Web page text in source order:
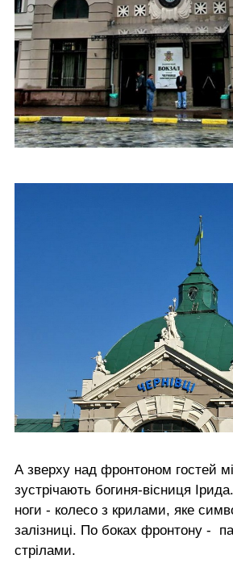
А зверху над фронтоном гостей
зустрічають богиня-вісниця
ноги - колесо з крилами, яке
залізниці. По боках фронтону -
стрілами.